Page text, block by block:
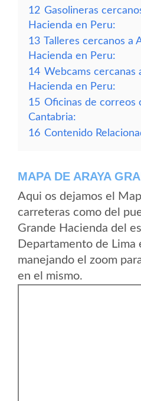
12 Gasolineras
Hacienda en Peru:
13 Talleres cercanos a
Hacienda en Peru:
14 Webcams cercanas
Hacienda en Peru:
15 Oficinas de correos
Cantabria:
16 Contenido
MAPA DE ARAYA
Aqui os dejamos el
carreteras como del
Grande Hacienda del
Departamento de Lima
manejando el zoom
en el mismo.